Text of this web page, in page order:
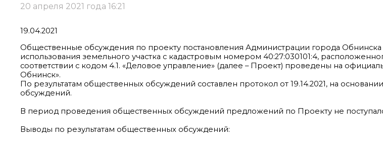
20 апреля 2021 года 16:21
19.04.2021
Общественные обсуждения по проекту постановления Администрации города
использования земельного участка с кадастровым номером 40:27:030101:4,
соответствии с кодом 4.1. «Деловое управление» (далее – Проект) проведены на
Обнинск».
По результатам общественных обсуждений составлен протокол от 19.14.2021, на
обсуждений.
В период проведения общественных обсуждений предложений по Проекту не
Выводы по результатам общественных обсуждений: